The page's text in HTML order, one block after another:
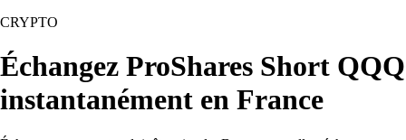
CRYPTO
Échangez ProShares Short QQQ
instantanément en France